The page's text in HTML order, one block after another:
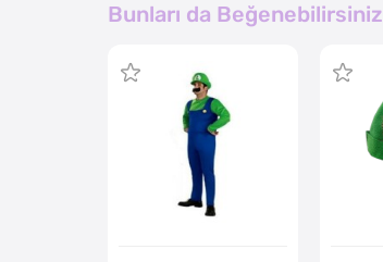
Bunları da Beğenebilirsiniz